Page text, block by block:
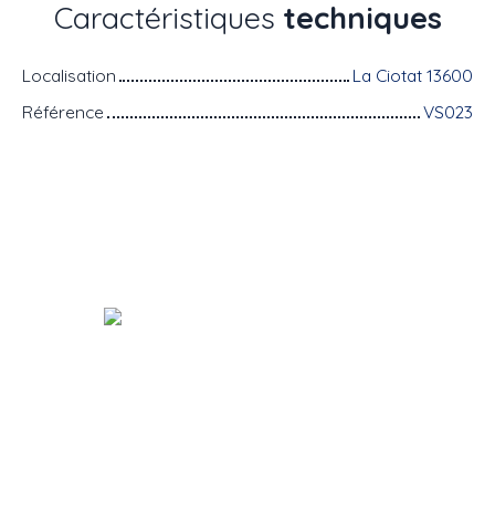
Caractéristiques techniques
Localisation
La Ciotat 13600
Référence
VS023